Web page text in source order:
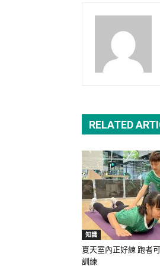
RELATED
知識
夏天室內正好練 跑者
訓練